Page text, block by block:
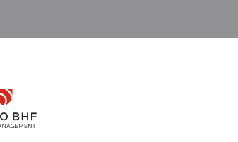
Management GmbH